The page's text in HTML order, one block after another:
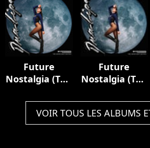
Future
Nostalgia (The
Edition)
Future
Nostalgia (The
Edition)
VOIR TOUS LES ALBUMS